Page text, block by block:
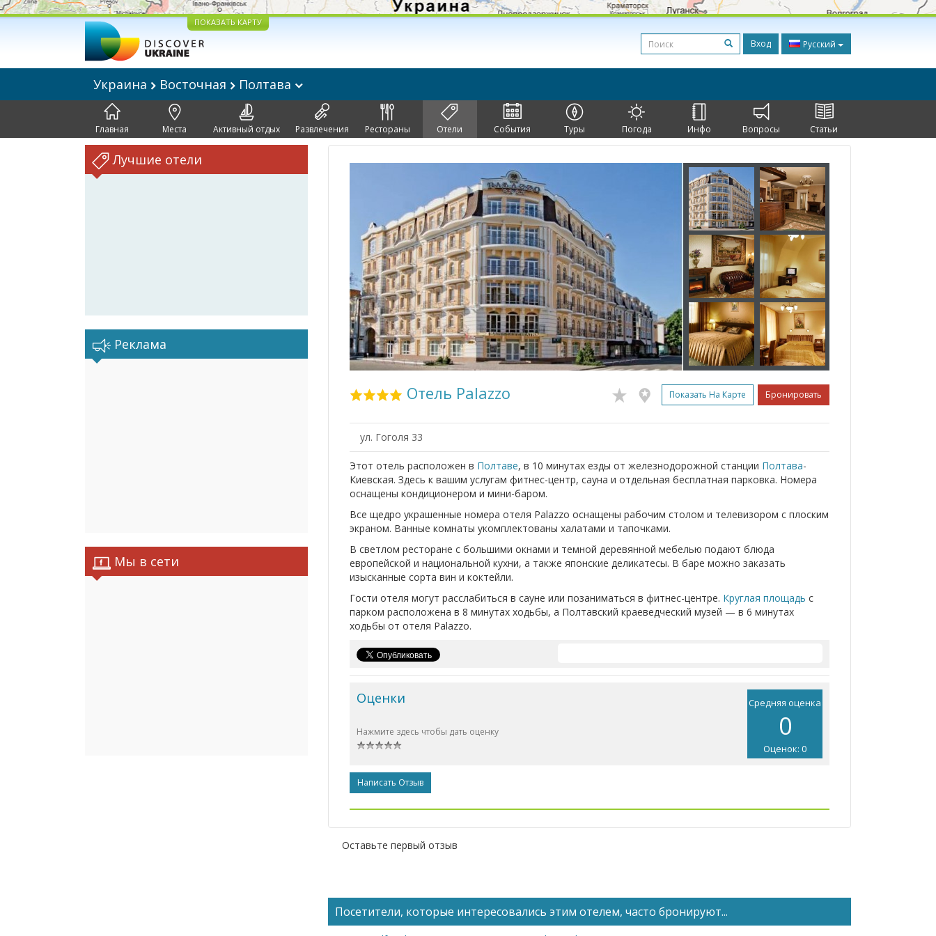
ПОКАЗАТЬ КАРТУ
Вход Русский
Украина Восточная Полтава
Главная Места Активный отдых Развлечения Рестораны Отели События Туры Погода Инфо Вопросы Статьи
Лучшие отели
Реклама
Мы в сети
Отель Palazzo Показать На Карте Бронировать
ул. Гоголя 33
Этот отель расположен в Полтаве, в 10 минутах езды от железнодорожной станции Полтава-
Киевская. Здесь к вашим услугам фитнес-центр, сауна и отдельная бесплатная парковка. Номера
оснащены кондиционером и мини-баром.
Все щедро украшенные номера отеля Palazzo оснащены рабочим столом и телевизором с плоским
экраном. Ванные комнаты укомплектованы халатами и тапочками.
В светлом ресторане с большими окнами и темной деревянной мебелью подают блюда
европейской и национальной кухни, а также японские деликатесы. В баре можно заказать
изысканные сорта вин и коктейли.
Гости отеля могут расслабиться в сауне или позаниматься в фитнес-центре. Круглая площадь с
парком расположена в 8 минутах ходьбы, а Полтавский краеведческий музей — в 6 минутах
ходьбы от отеля Palazzo.
Средняя оценка
0
Оценок: 0
Оценки
Нажмите здесь чтобы дать оценку
Написать Отзыв
Оставьте первый отзыв
Посетители, которые интересовались этим отелем, часто бронируют...